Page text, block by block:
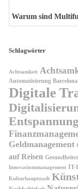
Warum sind
Schlagwörter
Achtsamkeit
Automatisierung
Digitale
Geldmanagement
auf Reisen
Innovationsmanagement IT-
Kulturhauptstadt